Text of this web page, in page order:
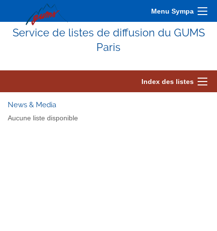
Menu Sympa
Service de listes de diffusion du GUMS
Paris
Index des listes
News & Media
Aucune liste disponible